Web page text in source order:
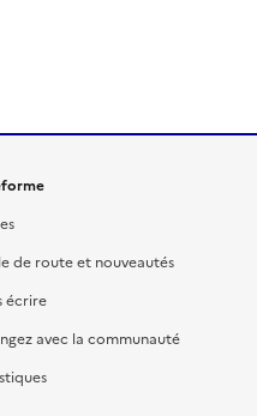
de route et nouveautés
écrire
avec la communauté